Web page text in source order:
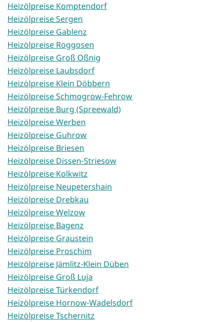
Heizölpreise Komptendorf
Heizölpreise Sergen
Heizölpreise Gablenz
Heizölpreise Roggosen
Heizölpreise Groß Oßnig
Heizölpreise Laubsdorf
Heizölpreise Klein Döbbern
Heizölpreise Schmogrow-Fehrow
Heizölpreise Burg (Spreewald)
Heizölpreise Werben
Heizölpreise Guhrow
Heizölpreise Briesen
Heizölpreise Dissen-Striesow
Heizölpreise Kolkwitz
Heizölpreise Neupetershain
Heizölpreise Drebkau
Heizölpreise Welzow
Heizölpreise Bagenz
Heizölpreise Graustein
Heizölpreise Proschim
Heizölpreise Jämlitz-Klein Düben
Heizölpreise Groß Luja
Heizölpreise Türkendorf
Heizölpreise Hornow-Wadelsdorf
Heizölpreise Tschernitz